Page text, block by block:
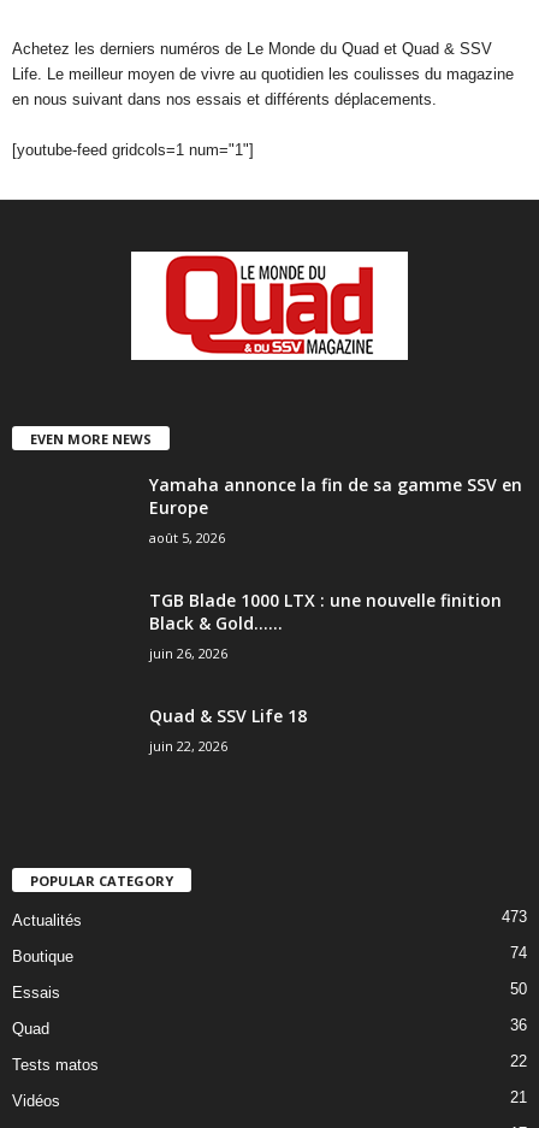
Achetez les derniers numéros de Le Monde du Quad et Quad & SSV
Life. Le meilleur moyen de vivre au quotidien les coulisses du magazine
en nous suivant dans nos essais et différents déplacements.
[youtube-feed gridcols=1 num="1"]
EVEN MORE NEWS
Yamaha annonce la fin de sa gamme SSV en
Europe
août 5, 2026
TGB Blade 1000 LTX : une nouvelle finition
Black & Gold…...
juin 26, 2026
Quad & SSV Life 18
juin 22, 2026
POPULAR CATEGORY
Actualités 473
Boutique 74
Essais 50
Quad 36
Tests matos 22
Vidéos
21